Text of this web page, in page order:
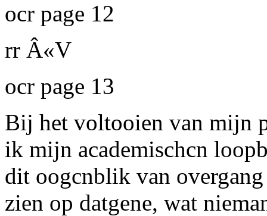
ocr page 12
rr Â«V
ocr page 13
Bij het voltooien van mijn
ik mijn academischcn
dit oogcnblik van
zien op datgene, wat